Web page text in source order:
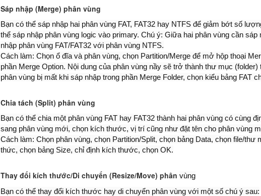
Sáp nhập (Merge) phân vùng
Bạn có thể sáp nhập hai phân vùng FAT, FAT32 hay NTFS để giảm bớt số
thể sáp nhập phân vùng logic vào primary. Chú ý: Giữa hai phân vùng cần
nhập phân vùng FAT/FAT32 với phân vùng NTFS.
Cách làm: Chọn ổ đĩa và phân vùng, chọn Partition/Merge để mở hộp thoại
phần Merge Option. Nội dung của phân vùng nầy sẽ trở thành thư mục
phân vùng bị mất khi sáp nhập trong phần Merge Folder, chọn kiểu bảng FAT
Chia tách (Split) phân vùng
Bạn có thể chia một phân vùng FAT hay FAT32 thành hai phân vùng có cùng
sang phân vùng mới, chọn kích thước, vị trí cũng như đặt tên cho phân vùng
Cách làm: Chọn phân vùng, chọn Partition/Split, chọn bảng Data, chọn file/
thức, chọn bảng Size, chỉ định kích thước, chọn OK.
Thay đổi kích thước/Di chuyển (Resize/Move) phân vùng
Bạn có thể thay đổi kích thước hay di chuyển phân vùng với một số chú ý sau: